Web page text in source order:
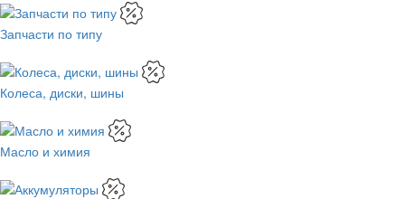
Запчасти по типу
Колеса, диски, шины
Масло и химия